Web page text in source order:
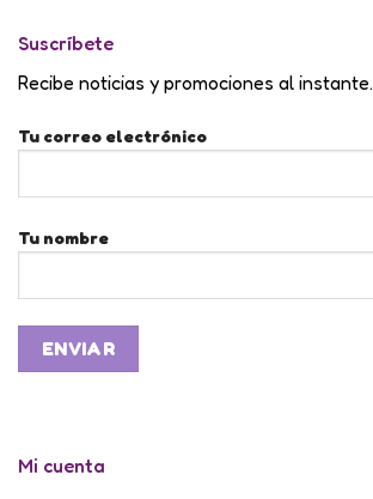
Mi cuenta
Suscríbete
Recibe noticias y promociones al instante.
Tu correo electrónico
Tu nombre